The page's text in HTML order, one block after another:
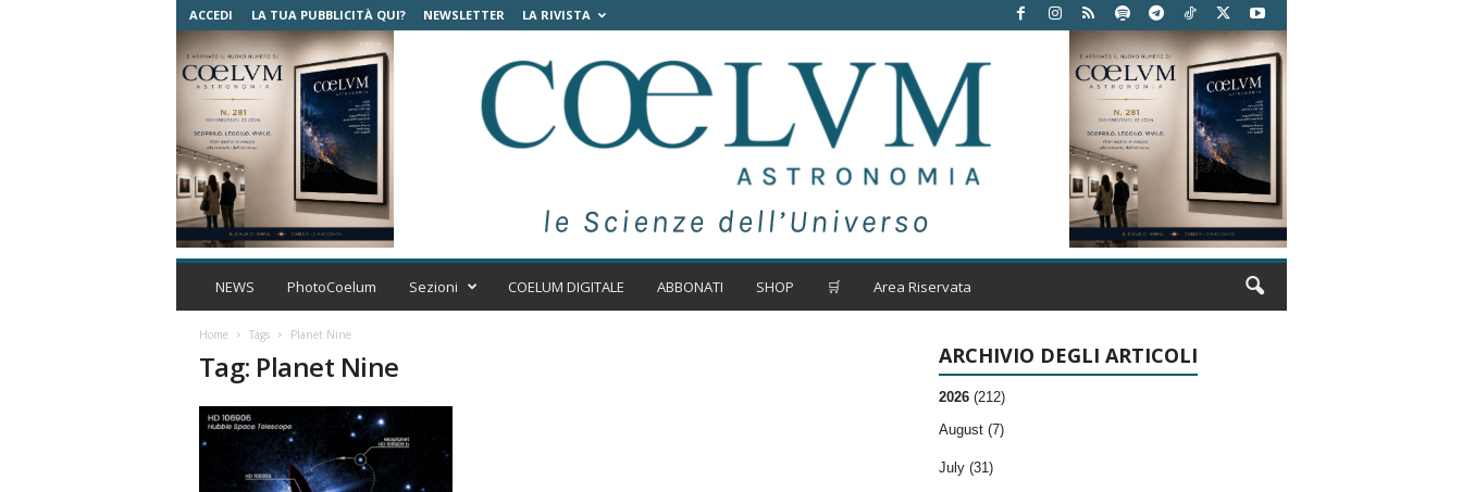
ACCEDI LA TUA PUBBLICITÀ QUI? NEWSLETTER LA RIVISTA
C
m
t
NEWS PhotoCoelum Sezioni COELUM DIGITALE ABBONATI SHOP 🛒 Area Riservata
Home Tags Planet Nine
Tag: Planet Nine ARCHIVIO DEGLI ARTICOLI
2026 (212)
August (7)
July (31)